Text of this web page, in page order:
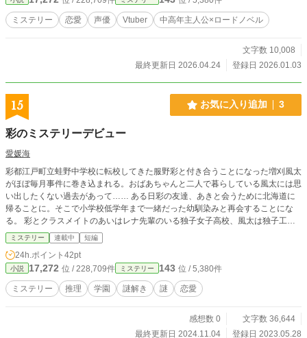
い。 壊れたことがあっても生きていけると知ること。 全10話
で描く、静かな心理ミステリー。
ミステリー 恋愛 声優 Vtuber 中高年主人公×ロードノベル
文字数 10,008
最終更新日 2026.04.24
登録日 2026.01.03
15 お気に入り追加 3
彩のミステリーデビュー
愛媛海
彩都江戸町立蛙野中学校に転校してきた服野彩と付き合うことになった増刈風太
がほぼ毎月事件に巻き込まれる。おばあちゃんと二人で暮らしている風太には思
い出したくない過去があって…… ある日彩の友達、あきと会うために北海道に
帰ることに。そこで小学校低学年まで一緒だった幼馴染みと再会することにな
る。 彩とクラスメイトのあいはレナ先輩のいる独子女子高校、風太は独子工業
高校へ。そして、あいは風太のことを狙っていて……
ミステリー 連載中 短編
24h.ポイント 42pt
小説 17,272 位 / 228,709件 ミステリー 143 位 / 5,380件
ミステリー 推理 学園 謎解き 謎 恋愛
感想数 0
文字数 36,644
最終更新日 2024.11.04
登録日 2023.05.28